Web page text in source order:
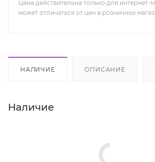
Цена действительна только для интернет-
может отличаться от цен в розничных
НАЛИЧИЕ ОПИСАНИЕ
Наличие